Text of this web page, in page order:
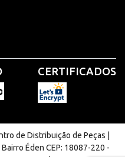
CERTIFICADOS
de Distribuição de Peças |
Éden CEP: 18087-220 -